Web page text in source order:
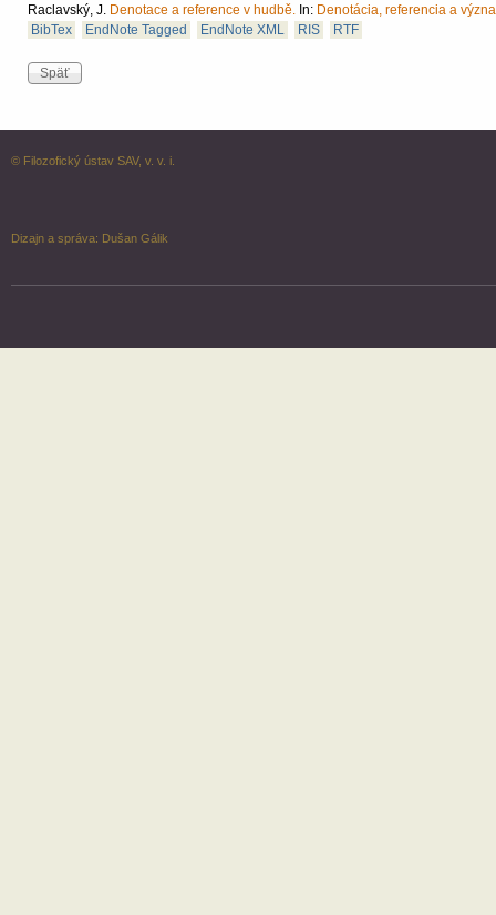
Raclavský, J. Denotace a reference v hudbě. In: Denotácia, referencia a
BibTex
EndNote Tagged EndNote XML RIS RTF
© Filozofický ústav SAV, v. v. i.
Dizajn a správa: Dušan Gálik